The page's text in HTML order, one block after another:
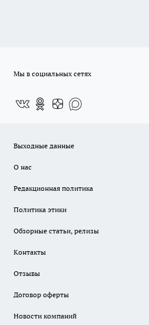
Мы в социальных сетях
Выходные данные
О нас
Редакционная политика
Политика этики
Обзорные статьи, релизы
Контакты
Отзывы
Договор оферты
Новости компаний